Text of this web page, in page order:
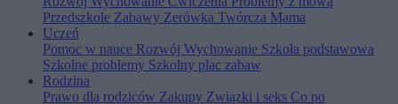
Przedszkole Zabawy Zerówka Twórcza Mama
Uczeń
Pomoc w nauce Rozwój Wychowanie Szkoła podstawowa
Szkolne problemy Szkolny plac zabaw
Rodzina
Prawo dla rodziców Zakupy Związki i seks Co po